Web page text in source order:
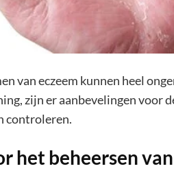
van eczeem kunnen heel
zijn er aanbevelingen voor
controleren.
het beheersen